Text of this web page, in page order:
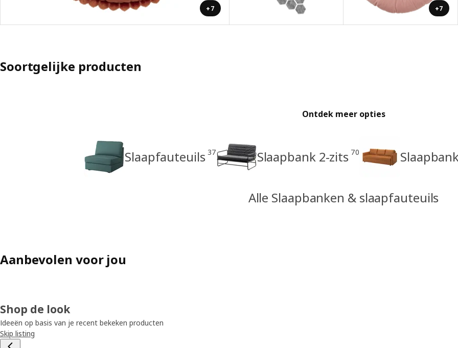
+7 +7
Soortgelijke producten
Ontdek meer opties
Slaapfauteuils 37 Slaapbank 2-zits 70
Alle Slaapbanken & slaapfauteuils
Aanbevolen voor jou
Shop de look
Ideeën op basis van je recent bekeken producten
Skip listing